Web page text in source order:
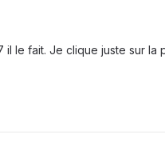
le fait. Je clique juste sur